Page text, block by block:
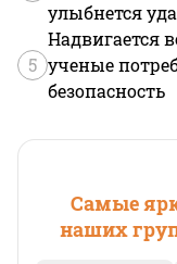
улыбнется
5
Надвигается
ученые
безопасность
Самые
наших